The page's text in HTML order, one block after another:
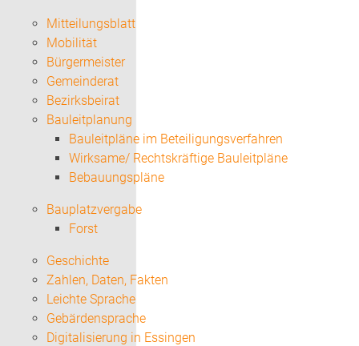
Mitteilungsblatt
Mobilität
Bürgermeister
Gemeinderat
Bezirksbeirat
Bauleitplanung
Bauleitpläne im Beteiligungsverfahren
Wirksame/ Rechtskräftige Bauleitpläne
Bebauungspläne
Bauplatzvergabe
Forst
Geschichte
Zahlen, Daten, Fakten
Leichte Sprache
Gebärdensprache
Digitalisierung in Essingen